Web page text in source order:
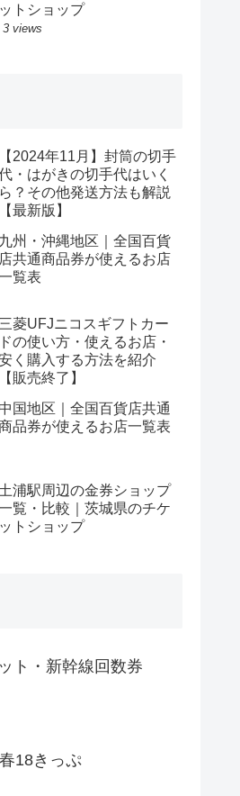
ットショップ
3 views
【2024年11月】封筒の切手
・はがきの切手代はいく
ら？その他発送方法も解説
【最新版】
九州・沖縄地区｜全国百貨
店共通商品券が使えるお店
覧表
三菱UFJニコスギフトカー
ドの使い方・使えるお店・
く購入する方法を紹介
【販売終了】
中国地区｜全国百貨店共通
品券が使えるお店一覧表
土浦駅周辺の金券ショップ
覧・比較｜茨城県のチケ
ットショップ
ト・新幹線回数券
18きっぷ